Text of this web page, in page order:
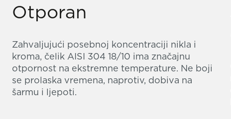
Otporan
Zahvaljujući posebnoj koncentraciji nikla i
kroma, čelik AISI 304 18/10 ima značajnu
otpornost na ekstremne temperature. Ne boji
se prolaska vremena, naprotiv, dobiva na
šarmu i ljepoti.